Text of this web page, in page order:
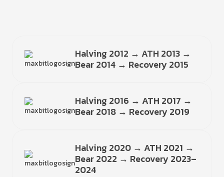
Halving 2012 → ATH 2013 →
Bear 2014 → Recovery 2015
Halving 2016 → ATH 2017 →
Bear 2018 → Recovery 2019
Halving 2020 → ATH 2021 →
Bear 2022 → Recovery 2023–
2024